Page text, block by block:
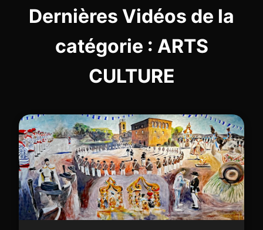
Dernières Vidéos de la
catégorie : ARTS
CULTURE